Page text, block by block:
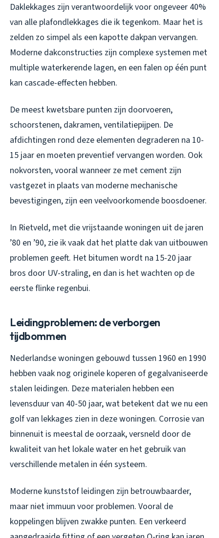
Daklekkages zijn verantwoordelijk voor ongeveer 40%
van alle plafondlekkages die ik tegenkom. Maar het is
zelden zo simpel als een kapotte dakpan vervangen.
Moderne dakconstructies zijn complexe systemen met
multiple waterkerende lagen, en een falen op één punt
kan cascade-effecten hebben.
De meest kwetsbare punten zijn doorvoeren,
schoorstenen, dakramen, ventilatiepijpen. De
afdichtingen rond deze elementen degraderen na 10-
15 jaar en moeten preventief vervangen worden. Ook
nokvorsten, vooral wanneer ze met cement zijn
vastgezet in plaats van moderne mechanische
bevestigingen, zijn een veelvoorkomende boosdoener.
In Rietveld, met die vrijstaande woningen uit de jaren
’80 en ’90, zie ik vaak dat het platte dak van uitbouwen
problemen geeft. Het bitumen wordt na 15-20 jaar
bros door UV-straling, en dan is het wachten op de
eerste flinke regenbui.
Leidingproblemen: de verborgen
tijdbommen
Nederlandse woningen gebouwd tussen 1960 en 1990
hebben vaak nog originele koperen of gegalvaniseerde
stalen leidingen. Deze materialen hebben een
levensduur van 40-50 jaar, wat betekent dat we nu een
golf van lekkages zien in deze woningen. Corrosie van
binnenuit is meestal de oorzaak, versneld door de
kwaliteit van het lokale water en het gebruik van
verschillende metalen in één systeem.
Moderne kunststof leidingen zijn betrouwbaarder,
maar niet immuun voor problemen. Vooral de
koppelingen blijven zwakke punten. Een verkeerd